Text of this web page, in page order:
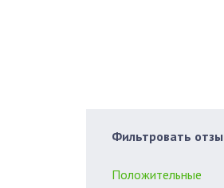
Фильтровать
Положительные